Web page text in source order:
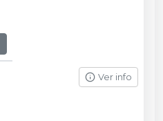
Ver info